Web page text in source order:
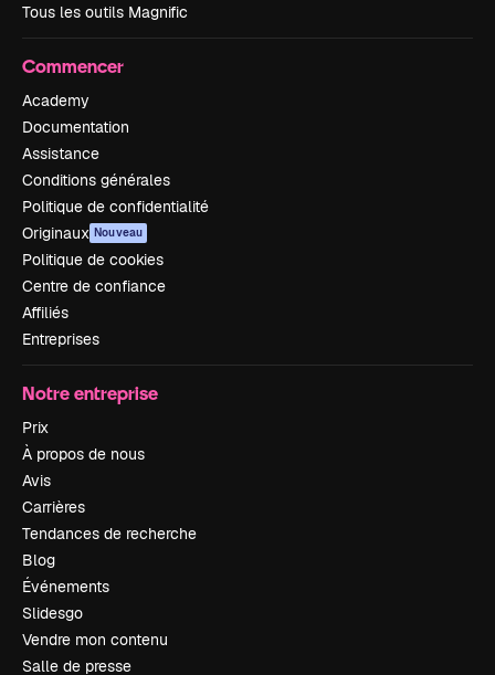
Tous les outils Magnific
Commencer
Academy
Documentation
Assistance
Conditions générales
Politique de confidentialité
Originaux Nouveau
Politique de cookies
Centre de confiance
Affiliés
Entreprises
Notre entreprise
Prix
À propos de nous
Avis
Carrières
Tendances de recherche
Blog
Événements
Slidesgo
Vendre mon contenu
Salle de presse